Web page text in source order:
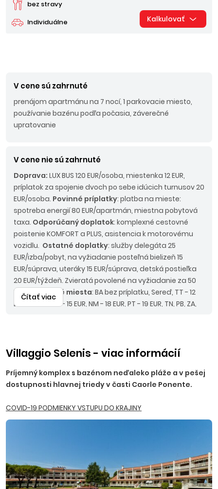
Individuálne
bez stravy
Kalkulovať
V cene sú zahrnuté
prenájom apartmánu na 7 nocí, 1 parkovacie miesto,
používanie bazénu podľa počasia, záverečné
upratovanie
V cene nie sú zahrnuté
Doprava: LUX BUS 120 EUR/osoba, miestenka 12 EUR,
príplatok za spojenie dvoch po sebe idúcich turnusov 20
EUR/osoba. Povinné príplatky: platba na mieste:
spotreba energií 80 EUR/apartmán, miestna pobytová
taxa. Odporúčaný doplatok: komplexné cestovné
poistenie KOMFORT a PLUS, asistencia k motorovému
vozidlu. Ostatné doplatky: služby delegáta 25
EUR/izba/pobyt, na vyžiadanie posteľná bielizeň 15
EUR/súprava, uteráky 15 EUR/súprava, detská postieľka
20 EUR/týždeň. Zvieratá povolené na vyžiadanie za 50
EUR.Nástupné miesta: BA bez príplatku, Sereď, TT - 12
EUR, PN, TO, NR - 15 EUR, NM - 18 EUR, PT - 19 EUR, TN, PB, ZA,
na ubytovanie a termín návratu deň po ukončení
pobytu.
Čítať viac
Villaggio Selenis - viac informácií
Príjemný komplex s bazénom neďaleko pláže a v pešej
dostupnosti hlavnej triedy v časti Caorle Ponente.
COVID-19 PODMIENKY VSTUPU DO KRAJINY